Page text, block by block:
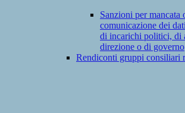
Sanzioni per mancata
comunicazione dei
di incarichi politici, di
direzione o di governo
Rendiconti gruppi consiliari